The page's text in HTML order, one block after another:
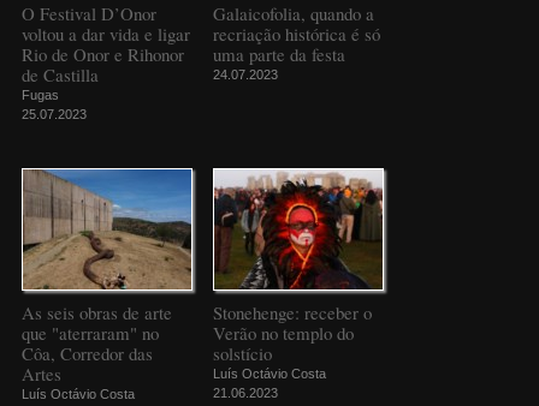
O Festival D’Onor
voltou a dar vida e ligar
Rio de Onor e Rihonor
de Castilla
Fugas
25.07.2023
Galaicofolia, quando a
recriação histórica é só
uma parte da festa
24.07.2023
As seis obras de arte
que "aterraram" no
Côa, Corredor das
Artes
Luís Octávio Costa
Stonehenge: receber o
Verão no templo do
solstício
Luís Octávio Costa
21.06.2023